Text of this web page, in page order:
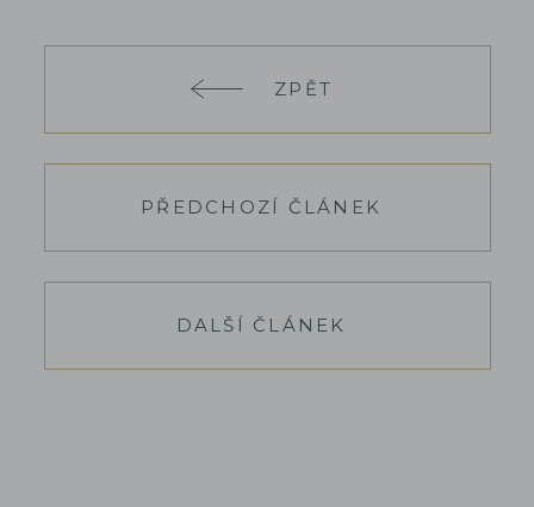
ZPĚT
PŘEDCHOZÍ ČLÁNEK
DALŠÍ ČLÁNEK